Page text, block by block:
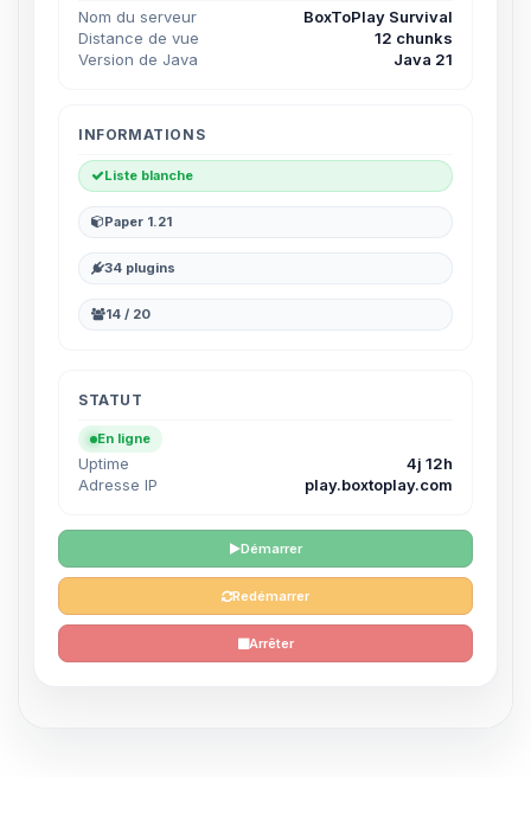
Nom du serveur
BoxToPlay Survival
Distance de vue
12 chunks
Version de Java
Java 21
INFORMATIONS
Liste blanche
Paper 1.21
34 plugins
14 / 20
STATUT
En ligne
Uptime
4j 12h
Adresse IP
play.boxtoplay.com
Démarrer
Redémarrer
Arrêter